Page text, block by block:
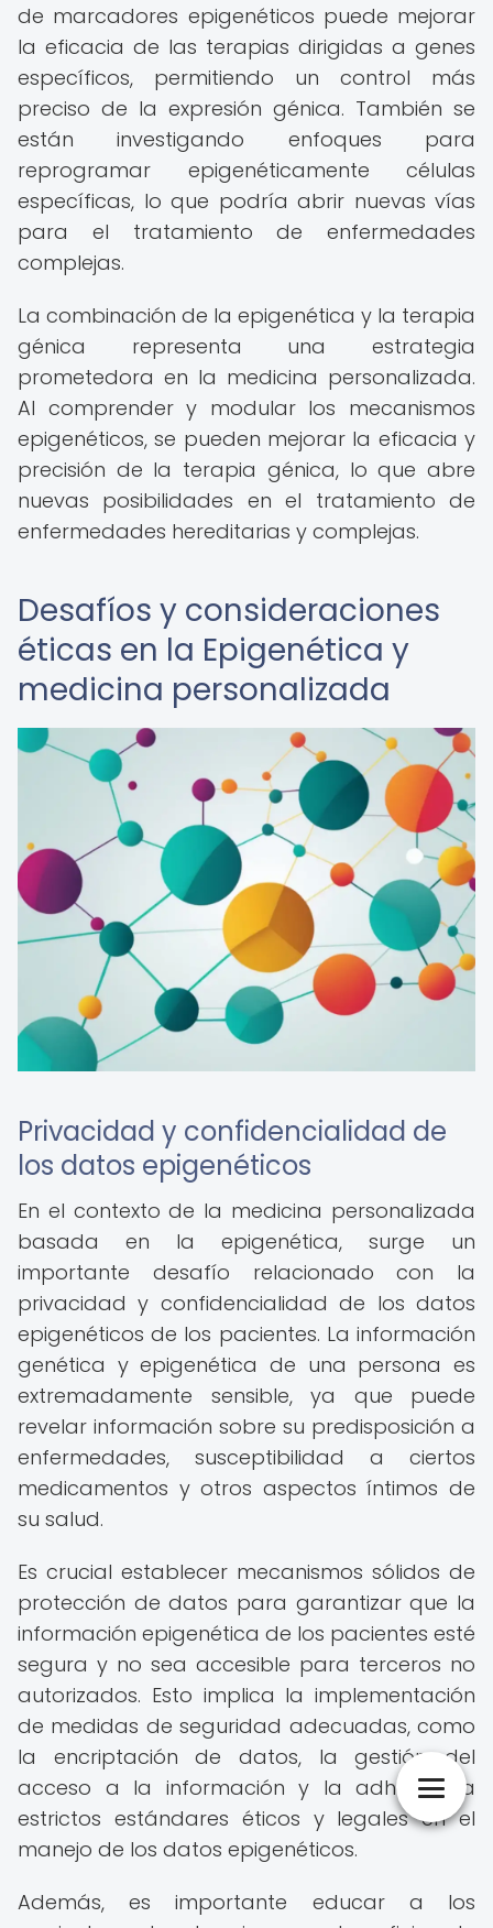
de marcadores epigenéticos puede mejorar
la eficacia de las terapias dirigidas a genes
específicos, permitiendo un control más
preciso de la expresión génica. También se
están investigando enfoques para
reprogramar epigenéticamente células
específicas, lo que podría abrir nuevas vías
para el tratamiento de enfermedades
complejas.
La combinación de la epigenética y la terapia
génica representa una estrategia
prometedora en la medicina personalizada.
Al comprender y modular los mecanismos
epigenéticos, se pueden mejorar la eficacia y
precisión de la terapia génica, lo que abre
nuevas posibilidades en el tratamiento de
enfermedades hereditarias y complejas.
Desafíos y consideraciones
éticas en la Epigenética y
medicina personalizada
Privacidad y confidencialidad de
los datos epigenéticos
En el contexto de la medicina personalizada
basada en la epigenética, surge un
importante desafío relacionado con la
privacidad y confidencialidad de los datos
epigenéticos de los pacientes. La información
genética y epigenética de una persona es
extremadamente sensible, ya que puede
revelar información sobre su predisposición a
enfermedades, susceptibilidad a ciertos
medicamentos y otros aspectos íntimos de
su salud.
Es crucial establecer mecanismos sólidos de
protección de datos para garantizar que la
información epigenética de los pacientes esté
segura y no sea accesible para terceros no
autorizados. Esto implica la implementación
de medidas de seguridad adecuadas, como
la encriptación de datos, la gestión del
acceso a la información y la adhesión a
estrictos estándares éticos y legales en el
manejo de los datos epigenéticos.
Además, es importante educar a los